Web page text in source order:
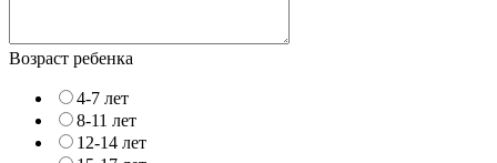
Возраст ребенка
4-7 лет
8-11 лет
12-14 лет